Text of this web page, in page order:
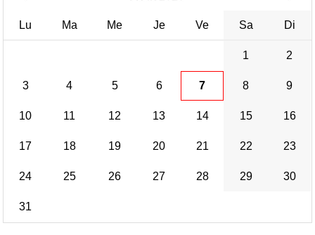
Lu Ma Me Je Ve Sa Di
1 2
3 4 5 6 7 8 9
10 11 12 13 14 15 16
17 18 19 20 21 22 23
24 25 26 27 28 29 30
31